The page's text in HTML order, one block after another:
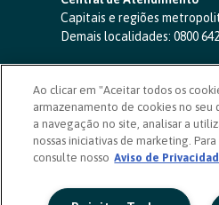
Capitais e regiões
Demais localidades: 0800
SAC 24 horas-0800 724 4420
Ouvidoria
0800 725 0996
(de segunda
ouvidoriasicoob.com.br
Deficientes auditivos ou de
Ao clicar em "Aceitar todos os
armazenamento de cookies no seu
a navegação no site, analisar a
nossas iniciativas de marketing.
consulte nosso Aviso de